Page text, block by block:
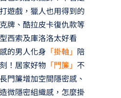
遊戲，獵人也用得到的
牌、酷拉皮卡復仇款等
西索及庫洛洛太好看
的男人化身 「掛軸」 陪
！居家好物「門簾」 不
門簾增加空間隱密感、
微隱密組織感，怎麼掛